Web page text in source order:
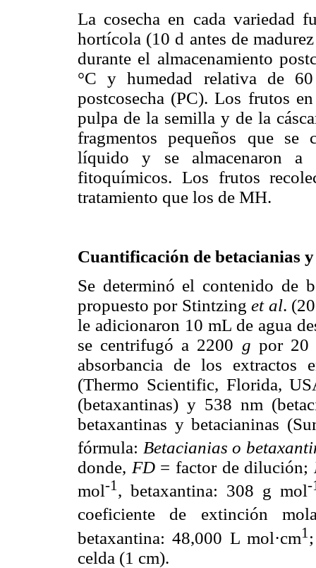
La cosecha en cada variedad
hortícola (10 d antes de
durante el almacenamiento
°C y humedad relativa de
postcosecha (PC). Los frutos
pulpa de la semilla y de la
fragmentos pequeños que se
líquido y se almacenaron
fitoquímicos. Los frutos
tratamiento que los de MH.
Cuantificación de betacianias
Se determinó el contenido de
propuesto por Stintzinget al.
le adicionaron 10 mL de agua
se centrifugó a 2200 g por 20
absorbancia de los extractos
(Thermo Scientific, Florida,
(betaxantinas) y 538 nm
betaxantinas y betacianinas
fórmula: Betacianias o
donde, FD= factor de dilución;
mol-1 , betaxantina: 308 g mol-
coeficiente de extinción
betaxantina: 48,000 L mol·cm1
celda (1 cm).